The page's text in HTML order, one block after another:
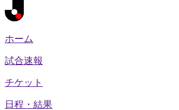
ホーム
試合速報
チケット
日程・結果